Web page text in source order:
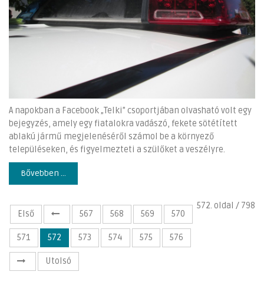
A napokban a Facebook „Telki” csoportjában olvasható volt egy
bejegyzés, amely egy fiatalokra vadászó, fekete sötétített
ablakú jármű megjelenéséről számol be a környező
településeken, és figyelmezteti a szülőket a veszélyre.
Bővebben ...
572. oldal / 798
Első
567 568 569 570
571 572 573 574 575 576
Utolsó